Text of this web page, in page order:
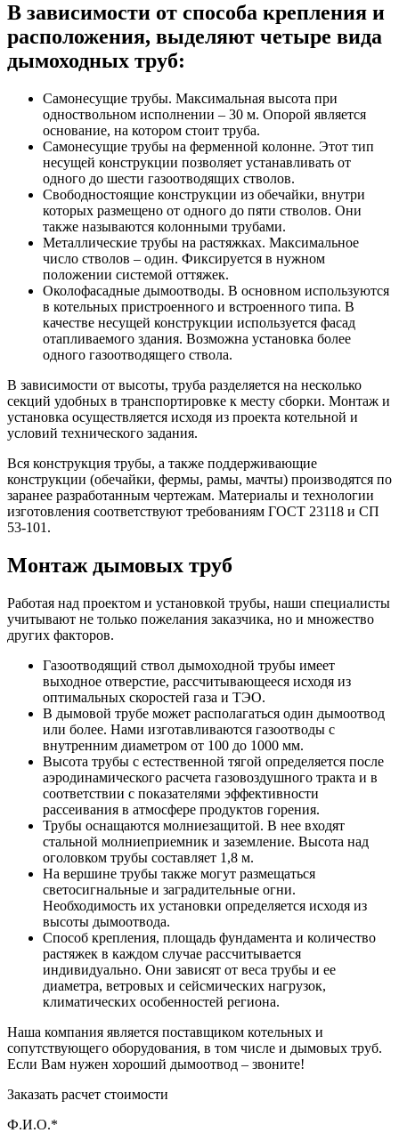
В зависимости от способа крепления и
расположения, выделяют четыре вида
дымоходных труб:
Самонесущие трубы. Максимальная высота при
одноствольном исполнении – 30 м. Опорой является
основание, на котором стоит труба.
Самонесущие трубы на ферменной колонне. Этот тип
несущей конструкции позволяет устанавливать от
одного до шести газоотводящих стволов.
Свободностоящие конструкции из обечайки, внутри
которых размещено от одного до пяти стволов. Они
также называются колонными трубами.
Металлические трубы на растяжках. Максимальное
число стволов – один. Фиксируется в нужном
положении системой оттяжек.
Околофасадные дымоотводы. В основном используются
в котельных пристроенного и встроенного типа. В
качестве несущей конструкции используется фасад
отапливаемого здания. Возможна установка более
одного газоотводящего ствола.
В зависимости от высоты, труба разделяется на несколько
секций удобных в транспортировке к месту сборки. Монтаж и
установка осуществляется исходя из проекта котельной и
условий технического задания.
Вся конструкция трубы, а также поддерживающие
конструкции (обечайки, фермы, рамы, мачты) производятся по
заранее разработанным чертежам. Материалы и технологии
изготовления соответствуют требованиям ГОСТ 23118 и СП
53-101.
Монтаж дымовых труб
Работая над проектом и установкой трубы, наши специалисты
учитывают не только пожелания заказчика, но и множество
других факторов.
Газоотводящий ствол дымоходной трубы имеет
выходное отверстие, рассчитывающееся исходя из
оптимальных скоростей газа и ТЭО.
В дымовой трубе может располагаться один дымоотвод
или более. Нами изготавливаются газоотводы с
внутренним диаметром от 100 до 1000 мм.
Высота трубы с естественной тягой определяется после
аэродинамического расчета газовоздушного тракта и в
соответствии с показателями эффективности
рассеивания в атмосфере продуктов горения.
Трубы оснащаются молниезащитой. В нее входят
стальной молниеприемник и заземление. Высота над
оголовком трубы составляет 1,8 м.
На вершине трубы также могут размещаться
светосигнальные и заградительные огни.
Необходимость их установки определяется исходя из
высоты дымоотвода.
Способ крепления, площадь фундамента и количество
растяжек в каждом случае рассчитывается
индивидуально. Они зависят от веса трубы и ее
диаметра, ветровых и сейсмических нагрузок,
климатических особенностей региона.
Наша компания является поставщиком котельных и
сопутствующего оборудования, в том числе и дымовых труб.
Если Вам нужен хороший дымоотвод – звоните!
Заказать расчет стоимости
Ф.И.О.*